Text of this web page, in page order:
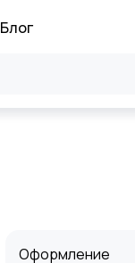
Блог
Оформление